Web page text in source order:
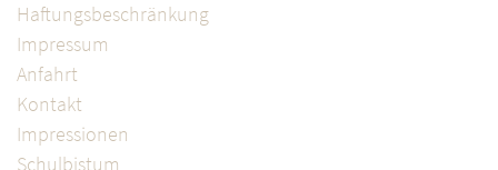
Haftungsbeschränkung
Impressum
Anfahrt
Kontakt
Impressionen
Schulbistum